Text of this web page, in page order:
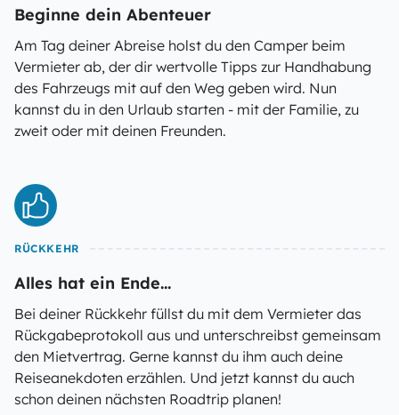
Beginne dein Abenteuer
Am Tag deiner Abreise holst du den Camper beim
Vermieter ab, der dir wertvolle Tipps zur Handhabung
des Fahrzeugs mit auf den Weg geben wird. Nun
kannst du in den Urlaub starten - mit der Familie, zu
zweit oder mit deinen Freunden.
RÜCKKEHR
Alles hat ein Ende...
Bei deiner Rückkehr füllst du mit dem Vermieter das
Rückgabeprotokoll aus und unterschreibst gemeinsam
den Mietvertrag. Gerne kannst du ihm auch deine
Reiseanekdoten erzählen. Und jetzt kannst du auch
schon deinen nächsten Roadtrip planen!